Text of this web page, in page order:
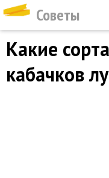
Советы
​Какие
кабачков